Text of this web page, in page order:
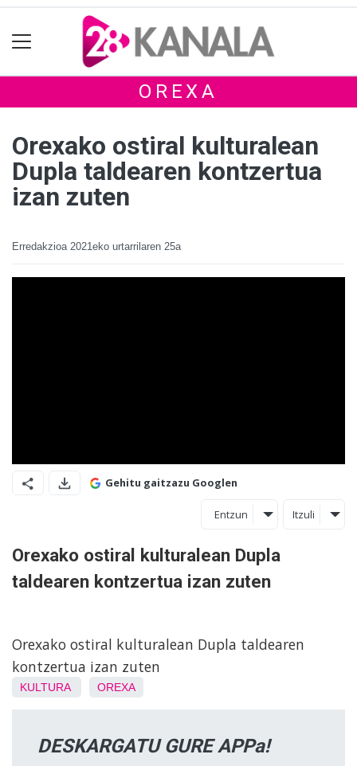
OREXA
Orexako ostiral kulturalean
Dupla taldearen kontzertua
izan zuten
Erredakzioa 2021eko urtarrilaren 25a
Gehitu gaitzazu Googlen
Entzun Itzuli
Orexako ostiral kulturalean Dupla
taldearen kontzertua izan zuten
Orexako ostiral kulturalean Dupla taldearen
kontzertua izan zuten
KULTURA OREXA
DESKARGATU GURE APPa!